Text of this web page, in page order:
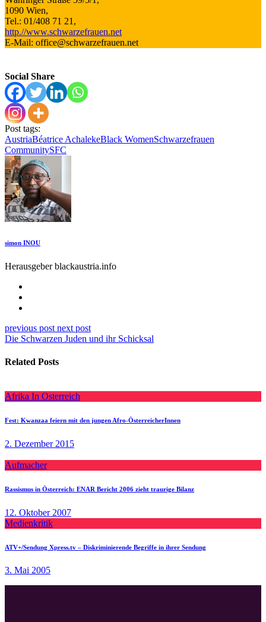
1090 Wien,
Tel.: 01/408 71 21,
http.//www.schwarzefrauen.net
E-Mail: office@schwarzefrauen.net
Social Share
Post tags:
AustriaBéatrice AchalekeBlack WomenSchwarzefrauen
CommunitySFC
simon INOU
Herausgeber blackaustria.info
previous post next post
Die Schwarzen Juden und ihr Schicksal
Related Posts
Afrika In Osterreich
Fest: Kwanzaa feiern mit den jungen Afro-ÖsterreicherInnen
2. Dezember 2015
Aufmacher
Rassismus in Österreich: ENAR Bericht 2006 zieht traurige Bilanz
12. Oktober 2007
Medienkritik
ATV+/Sendung Xpress.tv – Diskriminierende Begriffe in ihrer Sendung
3. Mai 2005